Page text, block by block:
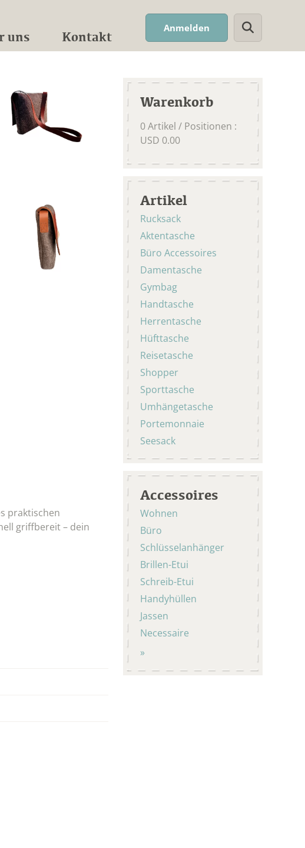
uns Kontakt
Anmelden Suchwort
Warenkorb
0Artikel / Positionen :
USD 0.00
Artikel
Rucksack
Aktentasche
Büro Accessoires
Damentasche
Gymbag
Handtasche
Herrentasche
Hüfttasche
Reisetasche
Shopper
Sporttasche
Umhängetasche
Portemonnaie
Seesack
Accessoires
Wohnen
Büro
Schlüsselanhänger
Brillen-Etui
Schreib-Etui
Handyhüllen
Jassen
Necessaire
praktischen
griffbereit – dein